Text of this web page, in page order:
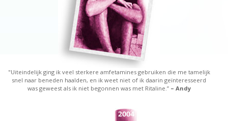
"Uiteindelijk ging ik veel sterkere amfetamines gebruiken die me tamelijk
snel naar beneden haalden, en ik weet niet of ik daarin geïnteresseerd
was geweest als ik niet begonnen was met Ritaline.” – Andy